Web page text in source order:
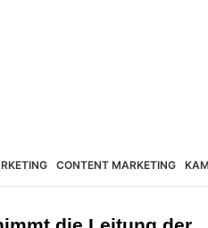
CONTENT MARKETING